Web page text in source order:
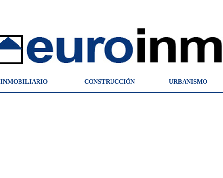
INMOBILIARIO CONSTRUCCIÓN URBANISMO